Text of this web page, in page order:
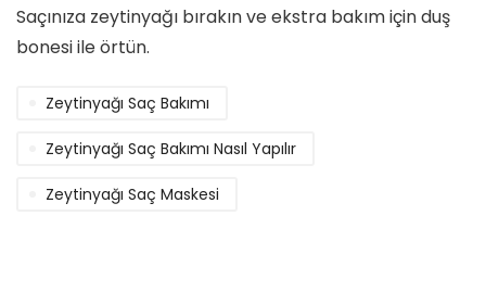
Saçınıza zeytinyağı bırakın ve ekstra bakım için duş
bonesi ile örtün.
Zeytinyağı Saç Bakımı
Zeytinyağı Saç Bakımı Nasıl Yapılır
Zeytinyağı Saç Maskesi